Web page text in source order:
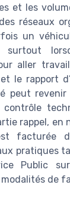
et les
réseaux
un
surtout
aller
le rapport
peut
rappel, en
facturée
pratiques
Public
de